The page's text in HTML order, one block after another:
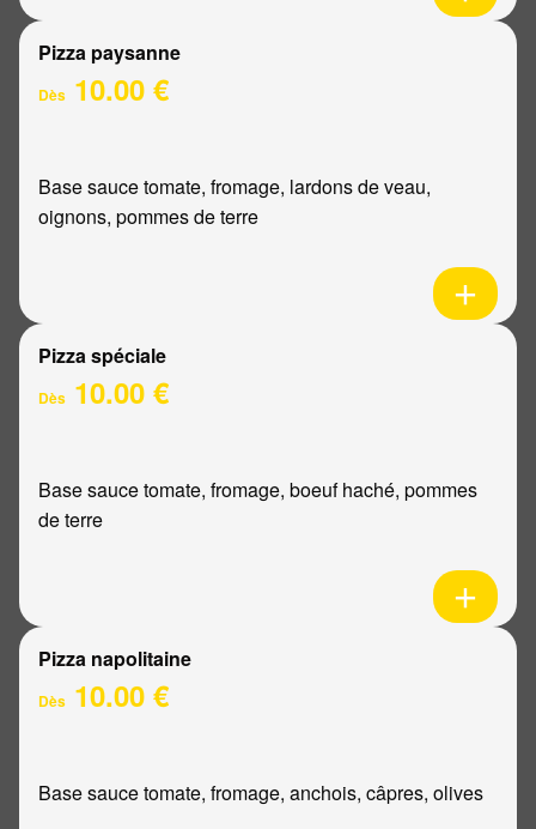
Pizza paysanne
Dès 10.00 €
Base sauce tomate, fromage, lardons de veau,
oignons, pommes de terre
Pizza spéciale
Dès 10.00 €
Base sauce tomate, fromage, boeuf haché, pommes
de terre
Pizza napolitaine
Dès 10.00 €
Base sauce tomate, fromage, anchois, câpres, olives